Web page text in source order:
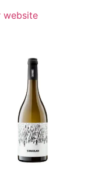
website